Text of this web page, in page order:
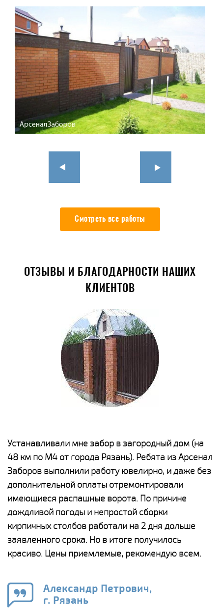
Смотреть все работы
ОТЗЫВЫ И БЛАГОДАРНОСТИ НАШИХ
КЛИЕНТОВ
Устанавливали мне забор в загородный дом (на
48 км по М4 от города Рязань). Ребята из Арсенал
Заборов выполнили работу ювелирно, и даже без
дополнительной оплаты отремонтировали
имеющиеся распашные ворота. По причине
дождливой погоды и непростой сборки
кирпичных столбов работали на 2 дня дольше
заявленного срока. Но в итоге получилось
красиво. Цены приемлемые, рекомендую всем.
Александр Петрович,
г. Рязань